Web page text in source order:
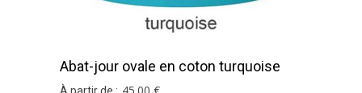
Abat-jour ovale en coton turquoise